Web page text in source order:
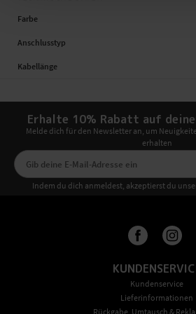
Farbe
Anschlusstyp
Kabellänge
Erhalte 10% Rabatt auf
Melde dich für den Newsletter an, um
erhalten
Indem du dich anmeldest, akzeptierst du
Kundenservice
Lieferinformationen
Rückgabe, Umtausch &